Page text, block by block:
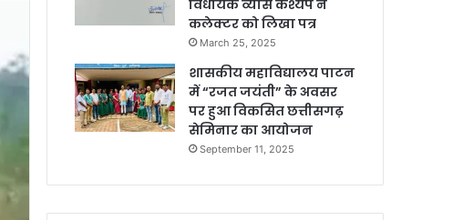
विधायक व्यास कश्यप ने
कलेक्टर को लिखा पत्र
March 25, 2025
शासकीय महाविद्यालय पाटन
में “रजत जयंती” के अवसर
पर हुआ विकसित छत्तीसगढ़
सेमिनार का आयोजन
September 11, 2025